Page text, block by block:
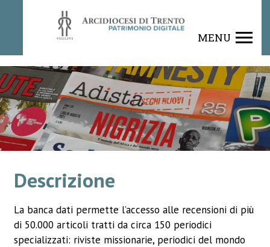
MENU
Descrizione
La banca dati permette l’accesso alle recensioni di più
di 50.000 articoli tratti da circa 150 periodici
specializzati: riviste missionarie, periodici del mondo